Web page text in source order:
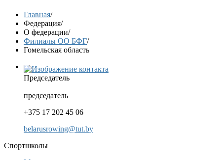
Главная/
Федерация/
О федерации/
Филиалы ОО БФГ/
Гомельская область
Председатель
председатель
+375 17 202 45 06
Спортшколы